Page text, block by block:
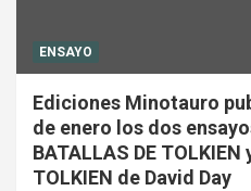
ENSAYO
Ediciones Minotauro
de enero los dos
BATALLAS DE TOLKIEN
TOLKIEN de David Day